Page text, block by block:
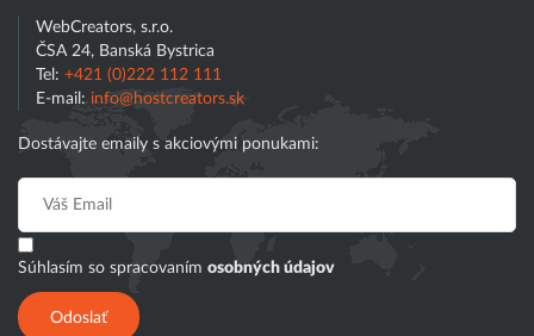
WebCreators, s.r.o.
ČSA 24, Banská Bystrica
Tel: +421 (0)222 112 111
E-mail: info@hostcreators.sk
Dostávajte emaily s akciovými ponukami:
Súhlasím so spracovaním osobných údajov
Odoslať